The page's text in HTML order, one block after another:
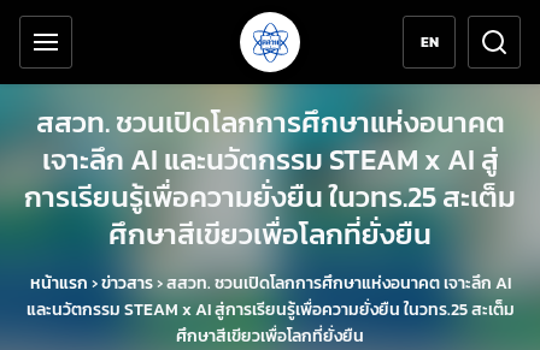
ข้ามไปยังเนื้อหาหลัก
เครื่องมือช่วยเหลือ
EN
สสวท. ชวนเปิดโลกการศึกษาแห่งอนาคต
เจาะลึก AI และนวัตกรรม STEAM x AI สู่
การเรียนรู้เพื่อความยั่งยืน ในวทร.25 สะเต็ม
ศึกษาสีเขียวเพื่อโลกที่ยั่งยืน
หน้าแรก›ข่าวสาร›สสวท. ชวนเปิดโลกการศึกษาแห่งอนาคต เจาะลึก AI
และนวัตกรรม STEAM x AI สู่การเรียนรู้เพื่อความยั่งยืน ในวทร.25 สะเต็ม
ศึกษาสีเขียวเพื่อโลกที่ยั่งยืน